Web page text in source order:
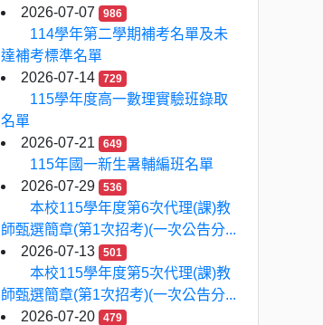
2026-07-07
986
114學年第二學期補考名單及未
達補考標準名單
2026-07-14
729
115學年度高一數理實驗班錄取
名單
2026-07-21
649
115年國一新生暑輔編班名單
2026-07-29
536
本校115學年度第6次代理(課)教
師甄選簡章(第1次招考)(一次公告分...
2026-07-13
501
本校115學年度第5次代理(課)教
師甄選簡章(第1次招考)(一次公告分...
2026-07-20
479